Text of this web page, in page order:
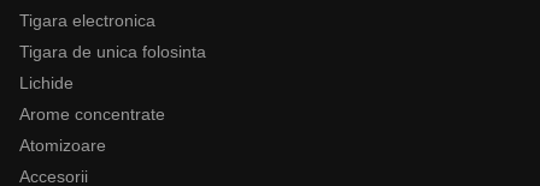
Tigara electronica
Tigara de unica folosinta
Lichide
Arome concentrate
Atomizoare
Accesorii